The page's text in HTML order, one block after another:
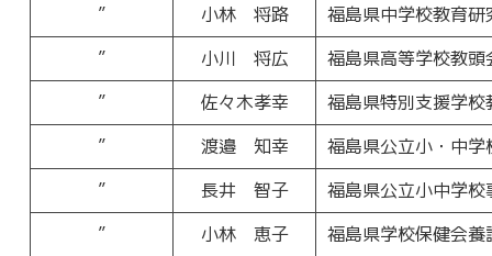
”
小林 将路
福島県中学校教育
”
小川 将広
福島県高等学校教頭
”
佐々木孝幸
福島県特別支援学校
”
渡邉 知幸
福島県公立小・中
”
長井 智子
福島県公立小中学
”
小林 恵子 福島県学校保健会